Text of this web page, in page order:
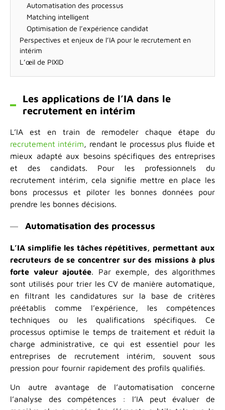
Automatisation des processus
Matching intelligent
Optimisation de l’expérience candidat
Perspectives et enjeux de l’IA pour le recrutement en
intérim
L’œil de PIXID
Les applications de l’IA dans le
recrutement en intérim
L’IA est en train de remodeler chaque étape du
recrutement intérim, rendant le processus plus fluide et
mieux adapté aux besoins spécifiques des entreprises
et des candidats. Pour les professionnels du
recrutement intérim, cela signifie mettre en place les
bons processus et piloter les bonnes données pour
prendre les bonnes décisions.
Automatisation des processus
L’IA simplifie les tâches répétitives, permettant aux
recruteurs de se concentrer sur des missions à plus
forte valeur ajoutée. Par exemple, des algorithmes
sont utilisés pour trier les CV de manière automatique,
en filtrant les candidatures sur la base de critères
préétablis comme l’expérience, les compétences
techniques ou les qualifications spécifiques. Ce
processus optimise le temps de traitement et réduit la
charge administrative, ce qui est essentiel pour les
entreprises de recrutement intérim, souvent sous
pression pour fournir rapidement des profils qualifiés.
Un autre avantage de l’automatisation concerne
l’analyse des compétences : l’IA peut évaluer de